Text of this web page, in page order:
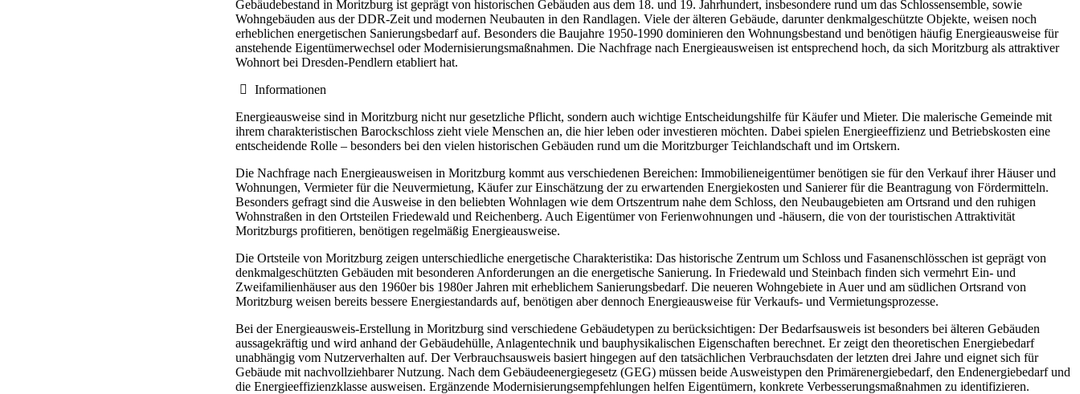
Gebäudebestand in Moritzburg ist geprägt von historischen Gebäuden aus dem 18. und 19. Jahrhundert, insbesondere rund um das Schlossensemble, sowie
Wohngebäuden aus der DDR-Zeit und modernen Neubauten in den Randlagen. Viele der älteren Gebäude, darunter denkmalgeschützte Objekte, weisen noch
erheblichen energetischen Sanierungsbedarf auf. Besonders die Baujahre 1950-1990 dominieren den Wohnungsbestand und benötigen häufig Energieausweise für
anstehende Eigentümerwechsel oder Modernisierungsmaßnahmen. Die Nachfrage nach Energieausweisen ist entsprechend hoch, da sich Moritzburg als attraktiver
Wohnort bei Dresden-Pendlern etabliert hat.
Informationen
Energieausweise sind in Moritzburg nicht nur gesetzliche Pflicht, sondern auch wichtige Entscheidungshilfe für Käufer und Mieter. Die malerische Gemeinde mit
ihrem charakteristischen Barockschloss zieht viele Menschen an, die hier leben oder investieren möchten. Dabei spielen Energieeffizienz und Betriebskosten eine
entscheidende Rolle – besonders bei den vielen historischen Gebäuden rund um die Moritzburger Teichlandschaft und im Ortskern.
Die Nachfrage nach Energieausweisen in Moritzburg kommt aus verschiedenen Bereichen: Immobilieneigentümer benötigen sie für den Verkauf ihrer Häuser und
Wohnungen, Vermieter für die Neuvermietung, Käufer zur Einschätzung der zu erwartenden Energiekosten und Sanierer für die Beantragung von Fördermitteln.
Besonders gefragt sind die Ausweise in den beliebten Wohnlagen wie dem Ortszentrum nahe dem Schloss, den Neubaugebieten am Ortsrand und den ruhigen
Wohnstraßen in den Ortsteilen Friedewald und Reichenberg. Auch Eigentümer von Ferienwohnungen und -häusern, die von der touristischen Attraktivität
Moritzburgs profitieren, benötigen regelmäßig Energieausweise.
Die Ortsteile von Moritzburg zeigen unterschiedliche energetische Charakteristika: Das historische Zentrum um Schloss und Fasanenschlösschen ist geprägt von
denkmalgeschützten Gebäuden mit besonderen Anforderungen an die energetische Sanierung. In Friedewald und Steinbach finden sich vermehrt Ein- und
Zweifamilienhäuser aus den 1960er bis 1980er Jahren mit erheblichem Sanierungsbedarf. Die neueren Wohngebiete in Auer und am südlichen Ortsrand von
Moritzburg weisen bereits bessere Energiestandards auf, benötigen aber dennoch Energieausweise für Verkaufs- und Vermietungsprozesse.
Bei der Energieausweis-Erstellung in Moritzburg sind verschiedene Gebäudetypen zu berücksichtigen: Der Bedarfsausweis ist besonders bei älteren Gebäuden
aussagekräftig und wird anhand der Gebäudehülle, Anlagentechnik und bauphysikalischen Eigenschaften berechnet. Er zeigt den theoretischen Energiebedarf
unabhängig vom Nutzerverhalten auf. Der Verbrauchsausweis basiert hingegen auf den tatsächlichen Verbrauchsdaten der letzten drei Jahre und eignet sich für
Gebäude mit nachvollziehbarer Nutzung. Nach dem Gebäudeenergiegesetz (GEG) müssen beide Ausweistypen den Primärenergiebedarf, den Endenergiebedarf und
die Energieeffizienzklasse ausweisen. Ergänzende Modernisierungsempfehlungen helfen Eigentümern, konkrete Verbesserungsmaßnahmen zu identifizieren.